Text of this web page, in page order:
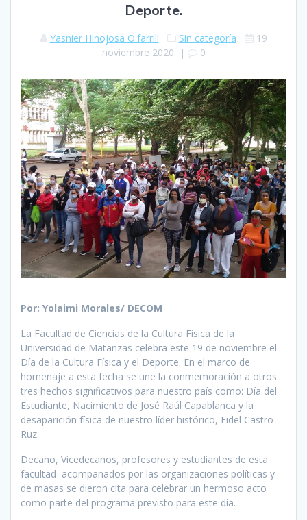
Deporte.
Yasnier Hinojosa O'farrill Sin categoría
19
noviembre 2020 | 0
Por: Yolaimi Morales/ DECOM
La Facultad de Ciencias de la Cultura Física de la
Universidad de Matanzas celebra este 19 de noviembre el
Día de la Cultura Física y el Deporte. En el marco de
homenaje a esta fecha se une la conmemoración a otros
tres hechos significativos para nuestro país como: Día del
Estudiante, Nacimiento de José Raúl Capablanca y la
desaparición física de nuestro líder histórico, Fidel Castro
Ruz.
Decano, Vicedecanos, profesores y estudiantes de esta
facultad acompañados por las organizaciones políticas y
de masas se dieron cita para celebrar un hermoso acto
como parte del programa previsto para este día.